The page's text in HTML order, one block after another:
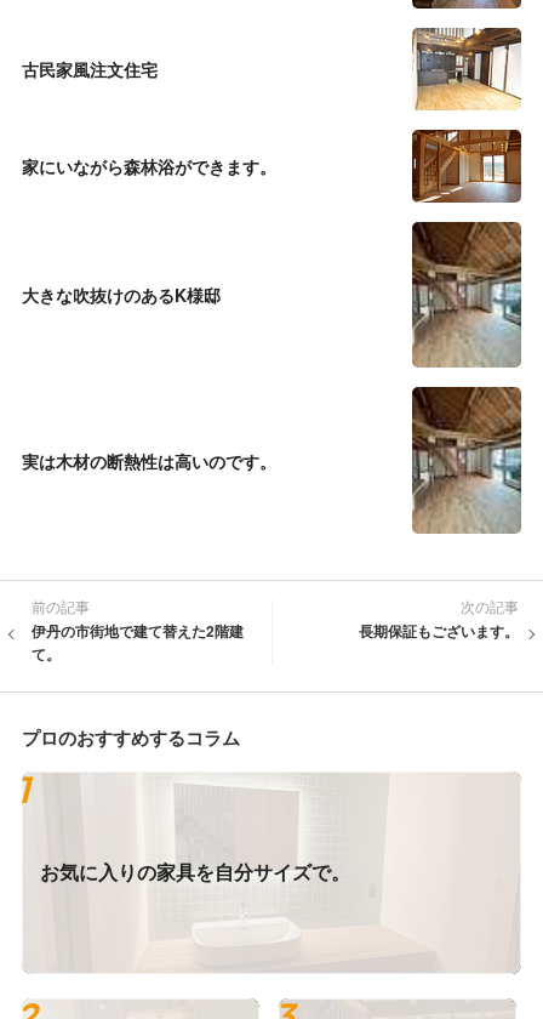
古民家風注文住宅
家にいながら森林浴ができます。
大きな吹抜けのあるK様邸
実は木材の断熱性は高いのです。
前の記事
伊丹の市街地で建て替えた2階建
て。
次の記事
長期保証もございます。
プロのおすすめするコラム
お気に入りの家具を自分サイズで。